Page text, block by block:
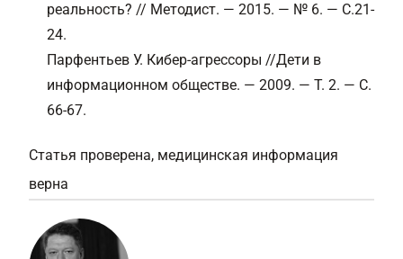
реальность? // Методист. — 2015. — № 6. — С.21-
24.
Парфентьев У. Кибер-агрессоры //Дети в
информационном обществе. — 2009. — Т. 2. — С.
66-67.
Статья проверена, медицинская информация
верна